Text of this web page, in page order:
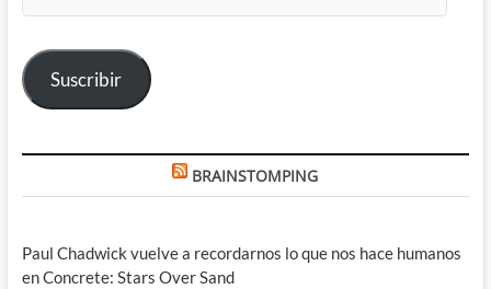
electrónico
Suscribir
BRAINSTOMPING
Paul Chadwick vuelve a recordarnos lo que nos hace humanos
en Concrete: Stars Over Sand